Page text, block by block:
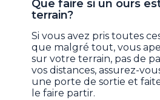
Que faire si un ours
terrain?
Si vous avez pris toutes
que malgré tout, vous
sur votre terrain, pas de
vos distances, assurez-
une porte de sortie et
le faire partir.